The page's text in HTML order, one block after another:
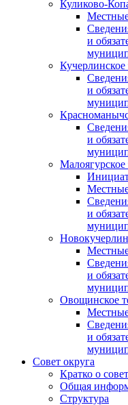
Куликово-
и
Кучерлинское
и
и
Малоягурское
и
и
Овощинское
и
Совет округа
Кратко о
Общая
Структура